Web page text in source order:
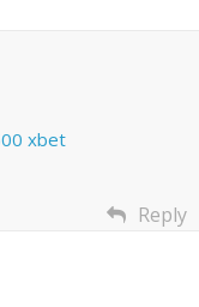
xbet
Reply